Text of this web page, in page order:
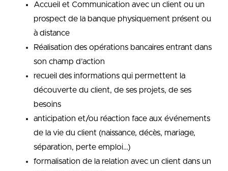
Accueil et Communication avec un client ou un
prospect de la banque physiquement présent ou
à distance
Réalisation des opérations bancaires entrant dans
son champ d’action
recueil des informations qui permettent la
découverte du client, de ses projets, de ses
besoins
anticipation et/ou réaction face aux événements
de la vie du client (naissance, décès, mariage,
séparation, perte emploi…)
formalisation de la relation avec un client dans un